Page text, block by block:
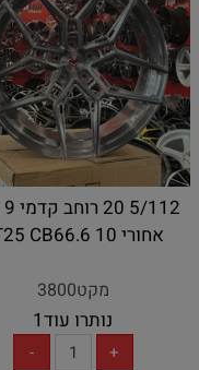
אחורי 10 ET25 CB66.6
מקט3800
נותרו עוד1